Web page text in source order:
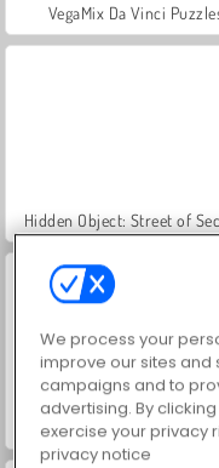
VegaMix Da Vinci
Hidden Object: Street of
Farm Merge Valley
We process your
improve our sites and
campaigns and to
advertising. By
exercise your privacy
privacy notice